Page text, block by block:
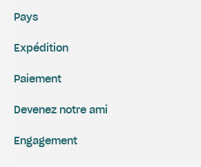
Expédition
Paiement
Engagement
Devenez notre ami
Pays